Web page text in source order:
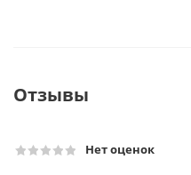
Отзывы
Нет оценок